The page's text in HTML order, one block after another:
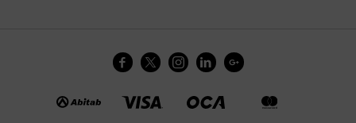
    